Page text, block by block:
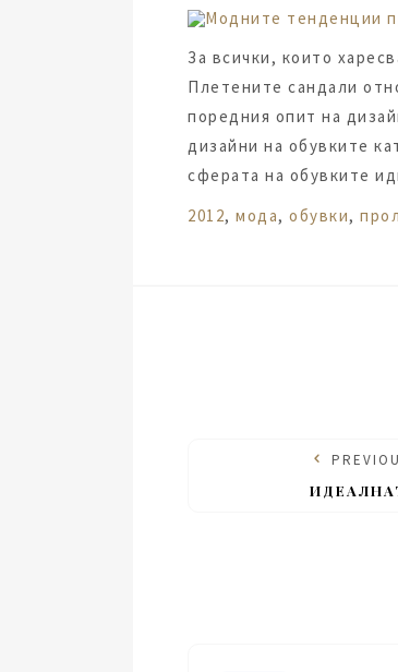
За всички, които
Плетените сандали
поредния опит на
дизайни на обувките
сферата на обувките
Tags:
2012, мода, обувки,